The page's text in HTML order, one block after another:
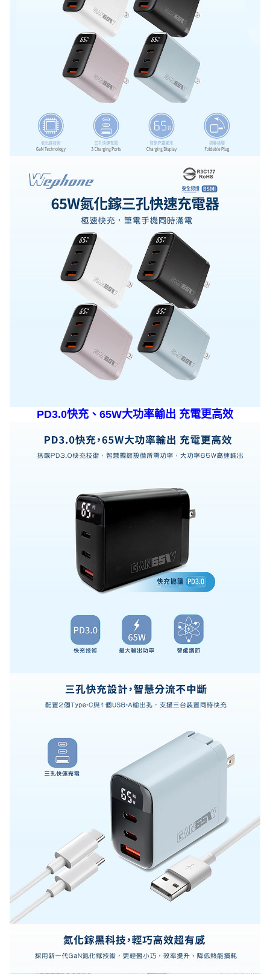
PD3.0快充、65W大功率輸出 充電更高效